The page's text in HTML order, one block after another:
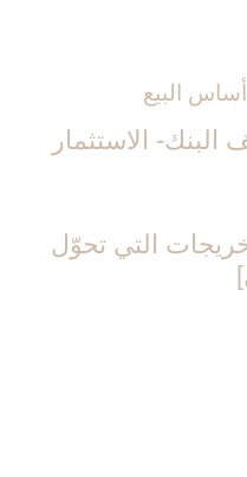
البيع
الاستثمار
التخريجات التي تحوّل